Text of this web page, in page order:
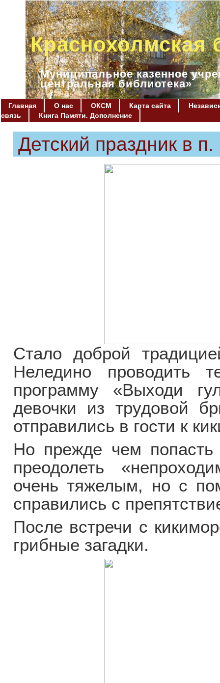
Краснохолмская
Муниципальное казенное
центральная библиотека»
Главная О нас ОКСМ Карта сайта
связь
Книга Памяти. Дополнение
Детский праздник в
Стало доброй
Неледино проводить
программу «Выходи
девочки из трудовой
отправились в гости к
Но прежде чем
преодолеть
очень тяжелым, но с
справились с
После встречи с
грибные загадки.